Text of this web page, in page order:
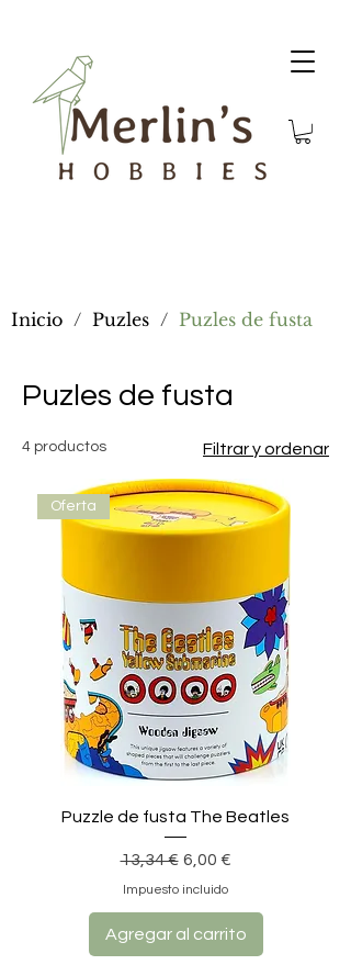
Inicio / Puzles / Puzles de fusta
Puzles de fusta
4 productos Filtrar y ordenar
Oferta
Puzzle de fusta The Beatles
Precio
13,34 € Precio de oferta
6,00 €
Impuesto incluido
Agregar al carrito